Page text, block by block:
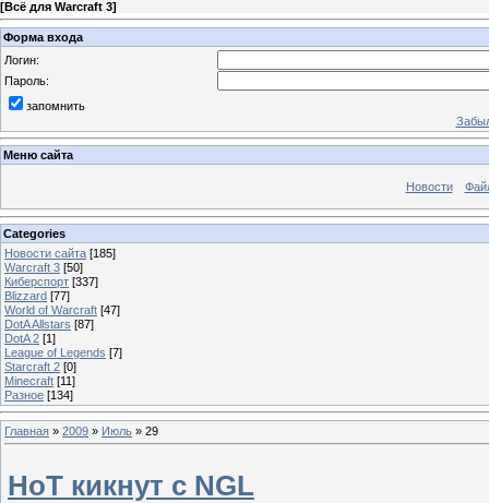
[Всё для Warcraft 3]
Форма входа
Логин:
Пароль:
запомнить
Меню сайта
Новости
Categories
Новости сайта [185]
Warcraft 3 [50]
Киберспорт [337]
Blizzard [77]
World of Warcraft [47]
DotA Allstars [87]
DotA 2 [1]
League of Legends [7]
Starcraft 2 [0]
Minecraft [11]
Разное [134]
Главная » 2009 » Июль » 29
HoT кикнут с NGL